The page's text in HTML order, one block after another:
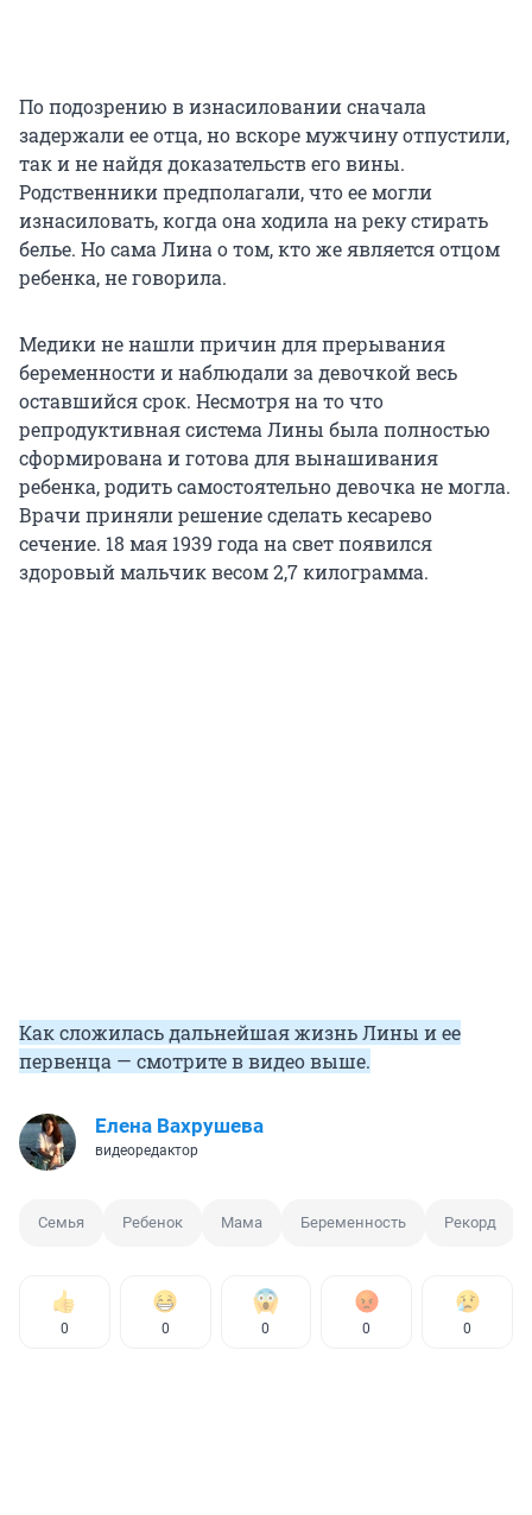
По подозрению в изнасиловании сначала
задержали ее отца, но вскоре мужчину отпустили,
так и не найдя доказательств его вины.
Родственники предполагали, что ее могли
изнасиловать, когда она ходила на реку стирать
белье. Но сама Лина о том, кто же является отцом
ребенка, не говорила.
Медики не нашли причин для прерывания
беременности и наблюдали за девочкой весь
оставшийся срок. Несмотря на то что
репродуктивная система Лины была полностью
сформирована и готова для вынашивания
ребенка, родить самостоятельно девочка не могла.
Врачи приняли решение сделать кесарево
сечение. 18 мая 1939 года на свет появился
здоровый мальчик весом 2,7 килограмма.
Как сложилась дальнейшая жизнь Лины и ее
первенца — смотрите в видео выше.
Елена Вахрушева
видеоредактор
Семья Ребенок Мама Беременность Рекорд
0 0 0 0 0